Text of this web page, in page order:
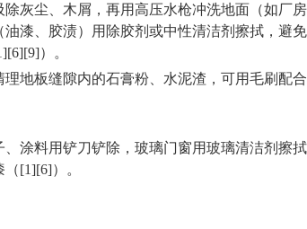
除灰尘、木屑，再用高压水枪冲洗地面（如厂
漆、胶渍）用除胶剂或中性清洁剂擦拭， 避
）。
地板缝隙内的石膏粉、水泥渣，可用毛刷配
、涂料用铲刀铲除，玻璃门窗用玻璃清洁剂擦
[1][6]）。